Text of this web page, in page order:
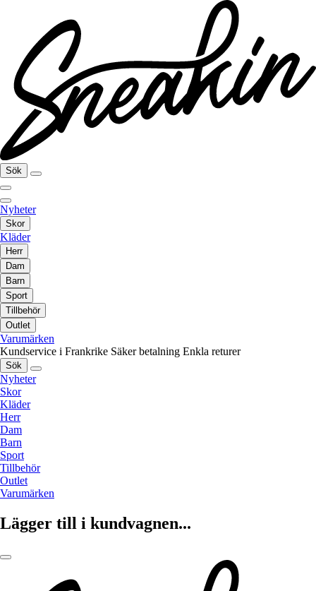
Sök
Nyheter
Skor
Kläder
Herr
Dam
Barn
Sport
Tillbehör
Outlet
Varumärken
Kundservice i Frankrike Säker betalning Enkla returer
Sök
Nyheter
Skor
Kläder
Herr
Dam
Barn
Sport
Tillbehör
Outlet
Varumärken
Lägger till i kundvagnen...